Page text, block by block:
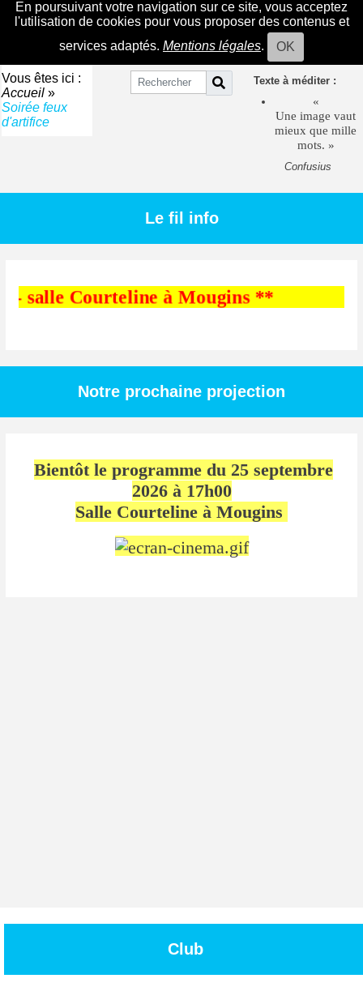
En poursuivant votre navigation sur ce site, vous acceptez
l'utilisation de cookies pour vous proposer des contenus et
services adaptés. Mentions légales. OK
Vous êtes ici :
Accueil»
Soirée feux
d'artifice
Texte à méditer :
«
Une image vaut
mieux que mille
mots. »
Confusius
Le fil info
- salle Courteline à Mougins **
Notre prochaine projection
Bientôt le programme du 25 septembre
2026 à 17h00
Salle Courteline à Mougins
Club